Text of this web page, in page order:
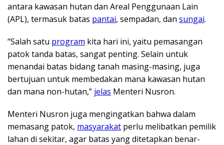
antara kawasan hutan dan Areal Penggunaan Lain
(APL), termasuk batas pantai, sempadan, dan sungai.
“Salah satu program kita hari ini, yaitu pemasangan
patok tanda batas, sangat penting. Selain untuk
menandai batas bidang tanah masing-masing, juga
bertujuan untuk membedakan mana kawasan hutan
dan mana non-hutan,” jelas Menteri Nusron.
Menteri Nusron juga mengingatkan bahwa dalam
memasang patok, masyarakat perlu melibatkan pemilik
lahan di sekitar, agar batas yang ditetapkan benar-